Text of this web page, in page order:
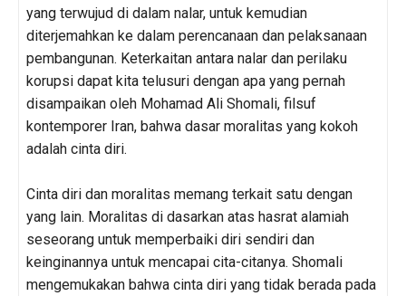
yang terwujud di dalam nalar, untuk kemudian
diterjemahkan ke dalam perencanaan dan pelaksanaan
pembangunan. Keterkaitan antara nalar dan perilaku
korupsi dapat kita telusuri dengan apa yang pernah
disampaikan oleh Mohamad Ali Shomali, filsuf
kontemporer Iran, bahwa dasar moralitas yang kokoh
adalah cinta diri.
Cinta diri dan moralitas memang terkait satu dengan
yang lain. Moralitas di dasarkan atas hasrat alamiah
seseorang untuk memperbaiki diri sendiri dan
keinginannya untuk mencapai cita-citanya. Shomali
mengemukakan bahwa cinta diri yang tidak berada pada